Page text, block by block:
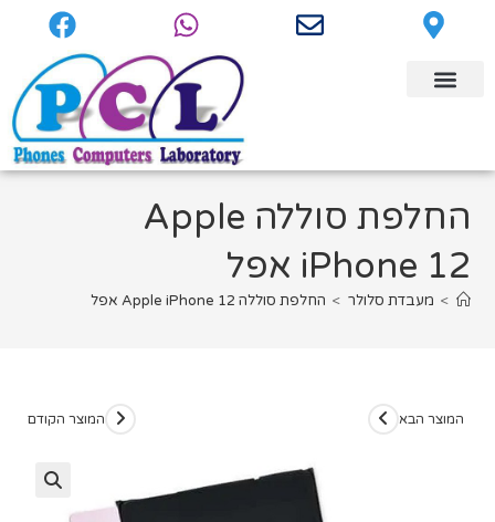
החלפת סוללה Apple
iPhone 12 אפל
> מעבדת סלולר > החלפת סוללה Apple iPhone 12 אפל
המוצר הקודם המוצר הבא